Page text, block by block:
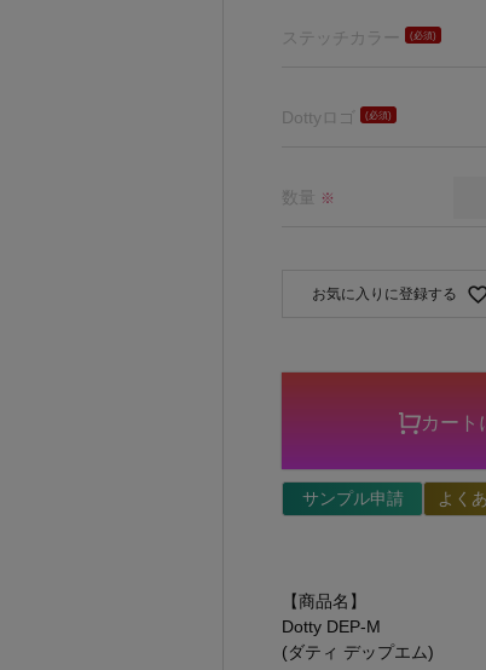
ステッチカラー
Dottyロゴ
お気に入りに登録する
数量 ※
カート
サンプル申請 よく
【商品名】
Dotty DEP-M
(ダティ デップエム)